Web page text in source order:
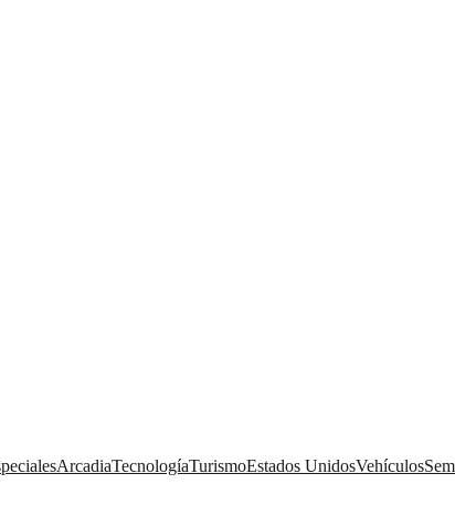
ArcadiaTecnologíaTurismoEstados UnidosVehículos